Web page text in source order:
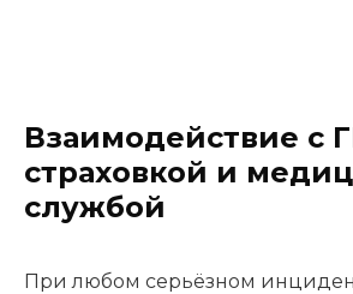
Взаимодействие с
страховкой и
службой
При любом серьёзном